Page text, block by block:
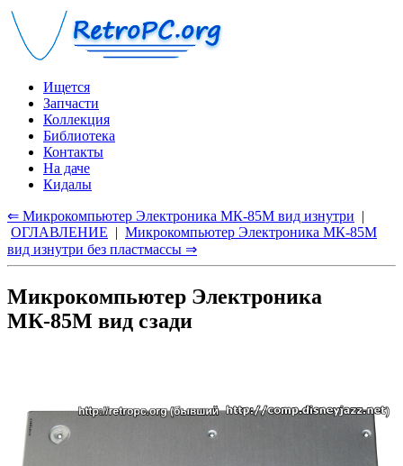
Ищется
Запчасти
Коллекция
Библиотека
Контакты
На даче
Кидалы
⇐ Микрокомпьютер Электроника МК-85М вид изнутри |
ОГЛАВЛЕНИЕ | Микрокомпьютер Электроника МК-85М
вид изнутри без пластмассы ⇒
Микрокомпьютер Электроника
МК-85М вид сзади